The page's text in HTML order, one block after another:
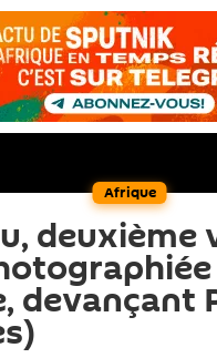
Afrique
deuxième
devançant